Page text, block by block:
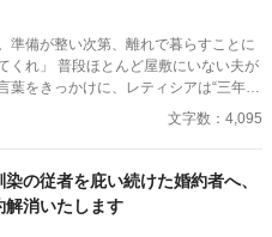
準備が整い次第、離れで暮らすことに
にいない夫が
葉をきっかけに、レティシアは“三年
を屋敷に迎えるこ
を砕く理由などない。 「だって、
。
文字数：4,095
染の従者を庇い続けた婚約者へ、
解消いたします